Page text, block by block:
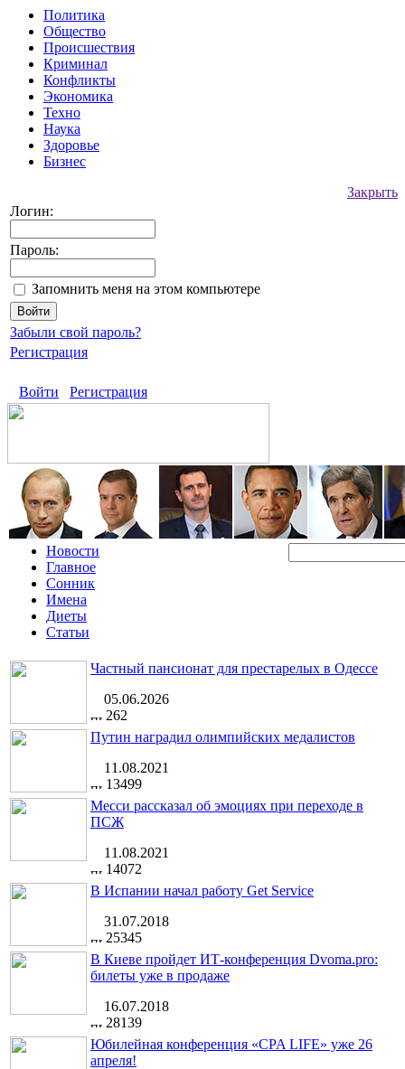
Политика
Общество
Происшествия
Криминал
Конфликты
Экономика
Техно
Наука
Здоровье
Бизнес
Закрыть
Логин:
Пароль:
Запомнить меня на этом компьютере
Забыли свой пароль?
Регистрация
Войти Регистрация
Новости
Главное
Сонник
Имена
Диеты
Статьи
Частный пансионат для престарелых в Одессе
05.06.2026
262
Путин наградил олимпийских медалистов
11.08.2021
13499
Месси рассказал об эмоциях при переходе в
ПСЖ
11.08.2021
14072
В Испании начал работу Get Service
31.07.2018
25345
В Киеве пройдет ИТ-конференция Dvoma.pro:
билеты уже в продаже
16.07.2018
28139
Юбилейная конференция «CPA LIFE» уже 26
апреля!